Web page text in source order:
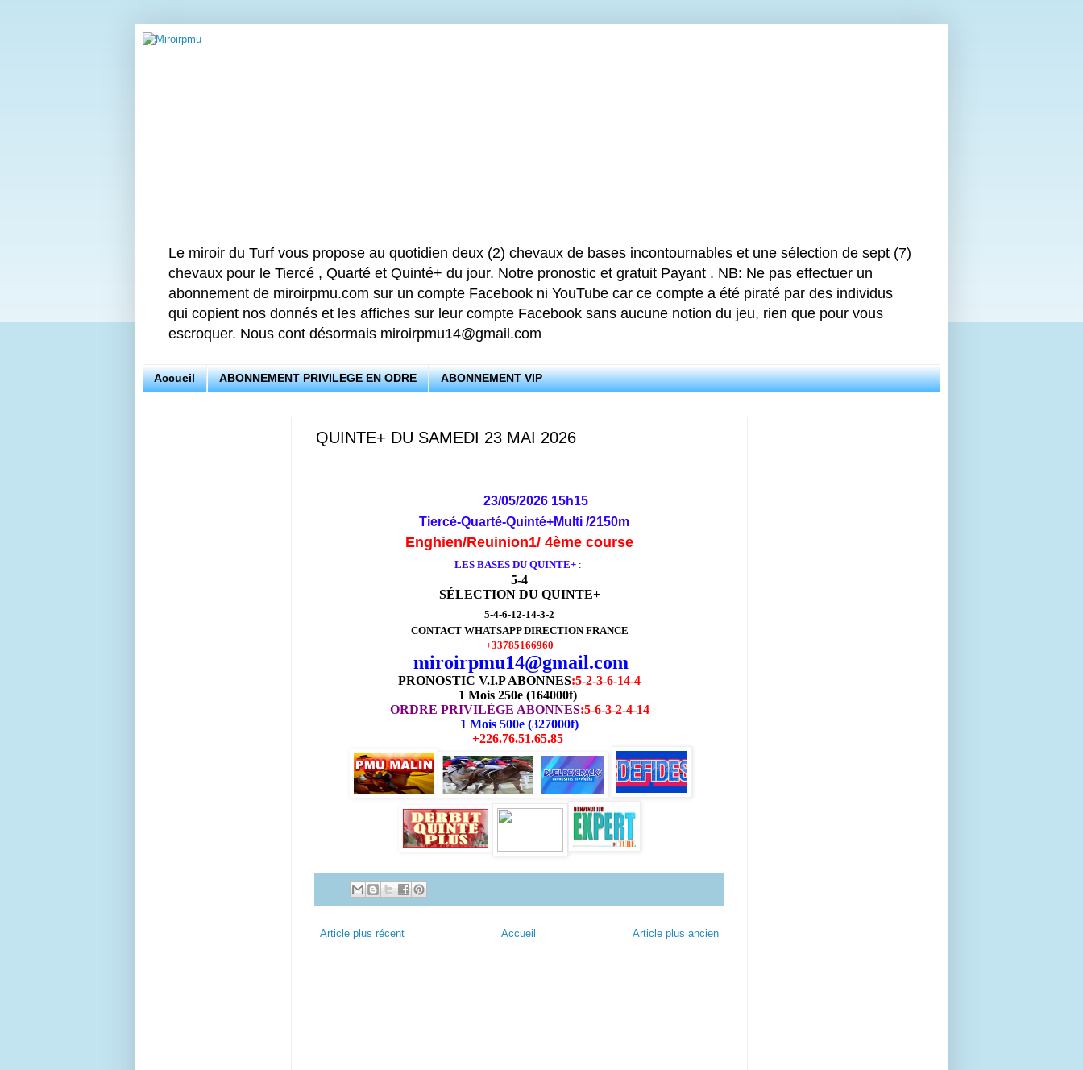
Le miroir du Turf vous propose au quotidien deux (2) chevaux de bases incontournables et une sélection de sept (7)
chevaux pour le Tiercé , Quarté et Quinté+ du jour. Notre pronostic et gratuit Payant . NB: Ne pas effectuer un
abonnement de miroirpmu.com sur un compte Facebook ni YouTube car ce compte a été piraté par des individus
qui copient nos donnés et les affiches sur leur compte Facebook sans aucune notion du jeu, rien que pour vous
escroquer. Nous cont désormais miroirpmu14@gmail.com
Accueil ABONNEMENT PRIVILEGE EN ODRE ABONNEMENT VIP
QUINTE+ DU SAMEDI 23 MAI 2026
23/05/2026 15h15
Tiercé-Quarté-Quinté+Multi /2150m
Enghien/Reuinion1/ 4ème course
LES BASES DU QUINTE+ :
5-4
SÉLECTION DU QUINTE+
5-4-6-12-14-3-2
CONTACT WHATSAPP DIRECTION FRANCE
+33785166960
miroirpmu14@gmail.com
PRONOSTIC V.I.P ABONNES:5-2-3-6-14-4
1 Mois 250e (164000f)
ORDRE PRIVILÈGE ABONNES:5-6-3-2-4-14
1 Mois 500e (327000f)
+226.76.51.65.85
Article plus récent Article plus ancien
Accueil